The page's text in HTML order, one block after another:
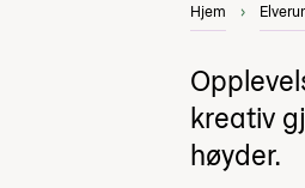
Hjem
kreativ
høyder.